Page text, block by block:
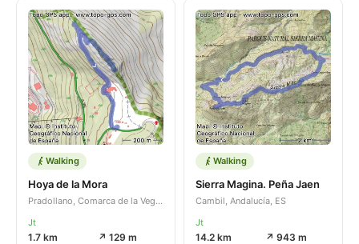
Walking
Hoya de la Mora
Pradollano, Comarca de la Vega de Granada, Andalucía, ES
Jt
1.7 km ↗ 129 m
Walking
Sierra Magina. Peña Jaen
Cambil, Andalucía, ES
Jt
14.2 km ↗ 943 m